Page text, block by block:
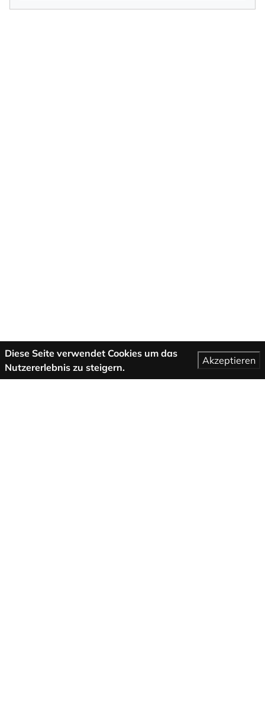
Diese Seite verwendet Cookies um das
Nutzererlebnis zu steigern.
Akzeptieren